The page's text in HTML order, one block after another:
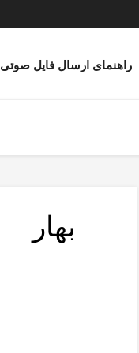
راهنمای ارسال فایل صوتی
بهار